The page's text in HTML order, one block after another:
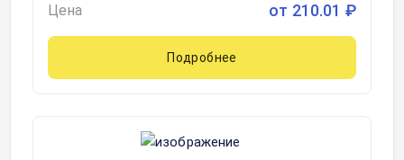
Цена от 210.01 ₽
Подробнее